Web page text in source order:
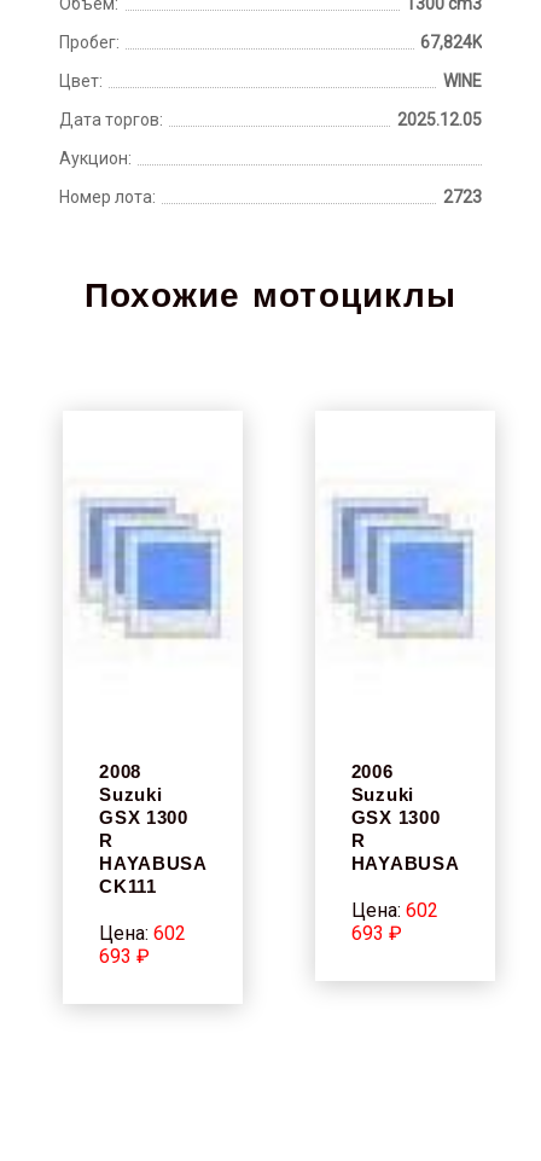
Пробег:
67,824K
Цвет:
WINE
Дата торгов:
2025.12.05
Аукцион:
Номер лота:
2723
Похожие мотоциклы
2008
Suzuki
GSX 1300
R
HAYABUSA
CK111
Цена:602
693 ₽
2006
Suzuki
GSX 1300
R
HAYABUSA
Цена: 602
693 ₽